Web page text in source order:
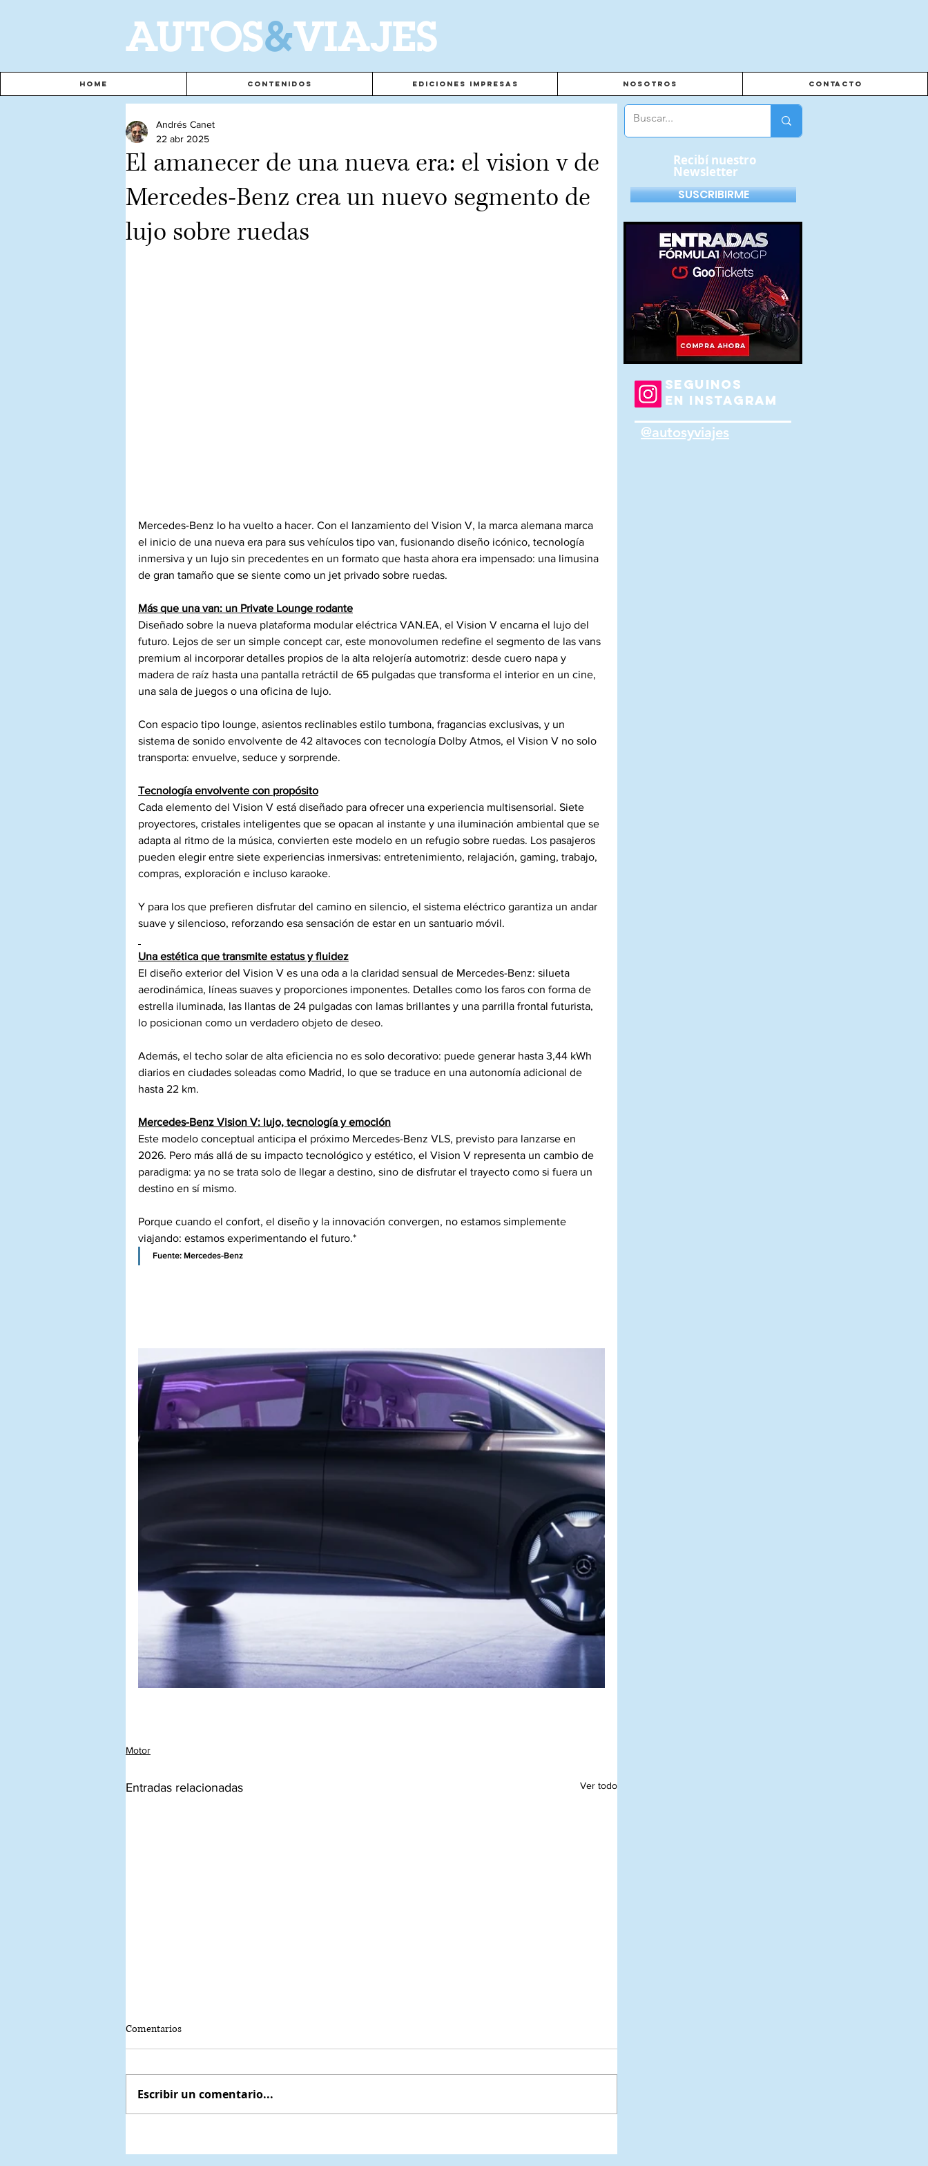
AUTOS&VIAJES
Home Contenidos Ediciones Impresas Nosotros Contacto
El amanecer de una nueva era: el vision v de
Mercedes-Benz crea un nuevo segmento de
lujo sobre ruedas
Andrés Canet
22 abr 2025
Mercedes-Benz lo ha vuelto a hacer. Con el lanzamiento del Vision V, la marca alemana marca
el inicio de una nueva era para sus vehículos tipo van, fusionando diseño icónico, tecnología
inmersiva y un lujo sin precedentes en un formato que hasta ahora era impensado: una limusina
de gran tamaño que se siente como un jet privado sobre ruedas.
Más que una van: un Private Lounge rodante
Diseñado sobre la nueva plataforma modular eléctrica VAN.EA, el Vision V encarna el lujo del
futuro. Lejos de ser un simple concept car, este monovolumen redefine el segmento de las vans
premium al incorporar detalles propios de la alta relojería automotriz: desde cuero napa y
madera de raíz hasta una pantalla retráctil de 65 pulgadas que transforma el interior en un cine,
una sala de juegos o una oficina de lujo.
Con espacio tipo lounge, asientos reclinables estilo tumbona, fragancias exclusivas, y un
sistema de sonido envolvente de 42 altavoces con tecnología Dolby Atmos, el Vision V no solo
transporta: envuelve, seduce y sorprende.
Tecnología envolvente con propósito
Cada elemento del Vision V está diseñado para ofrecer una experiencia multisensorial. Siete
proyectores, cristales inteligentes que se opacan al instante y una iluminación ambiental que se
adapta al ritmo de la música, convierten este modelo en un refugio sobre ruedas. Los pasajeros
pueden elegir entre siete experiencias inmersivas: entretenimiento, relajación, gaming, trabajo,
compras, exploración e incluso karaoke.
Y para los que prefieren disfrutar del camino en silencio, el sistema eléctrico garantiza un andar
suave y silencioso, reforzando esa sensación de estar en un santuario móvil.
Una estética que transmite estatus y fluidez
El diseño exterior del Vision V es una oda a la claridad sensual de Mercedes-Benz: silueta
aerodinámica, líneas suaves y proporciones imponentes. Detalles como los faros con forma de
estrella iluminada, las llantas de 24 pulgadas con lamas brillantes y una parrilla frontal futurista,
lo posicionan como un verdadero objeto de deseo.
Además, el techo solar de alta eficiencia no es solo decorativo: puede generar hasta 3,44 kWh
diarios en ciudades soleadas como Madrid, lo que se traduce en una autonomía adicional de
hasta 22 km.
Mercedes-Benz Vision V: lujo, tecnología y emoción
Este modelo conceptual anticipa el próximo Mercedes-Benz VLS, previsto para lanzarse en
2026. Pero más allá de su impacto tecnológico y estético, el Vision V representa un cambio de
paradigma: ya no se trata solo de llegar a destino, sino de disfrutar el trayecto como si fuera un
destino en sí mismo.
Porque cuando el confort, el diseño y la innovación convergen, no estamos simplemente
viajando: estamos experimentando el futuro.*
Fuente: Mercedes-Benz
Motor
Entradas relacionadas Ver todo
Audi acelera la pasión por la Fórmula 1
Fenomeno: el Lamborghini que convierte
Comentarios
Escribir un comentario...
SEGUINOS
EN INSTAGRAM
@autosyviajes
Recibí nuestro
Newsletter
SUSCRIBIRME